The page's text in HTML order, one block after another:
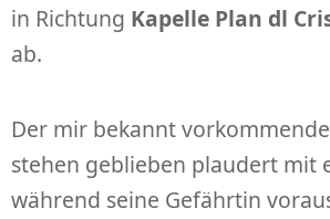
in Richtung Kapelle Plan dl
ab.
Der mir bekannt
stehen geblieben plaudert mit
während seine Gefährtin